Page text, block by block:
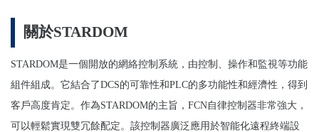
關於STARDOM
STARDOM是一個開放的網絡控制系統，由控制、操作和監視等功能
組件組成。它結合了DCS的可靠性和PLC的多功能性和經濟性，得到
客戶高度肯定。作為STARDOM的主旨，FCN自律控制器非常強大，
可以輕鬆實現雙冗餘配定。該控制器廣泛應用於智能化遠程終端設